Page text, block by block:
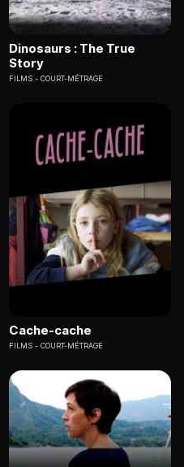
Dinosaurs : The True
Story
FILMS COURT-MÉTRAGE
Cache-cache
FILMS COURT-MÉTRAGE